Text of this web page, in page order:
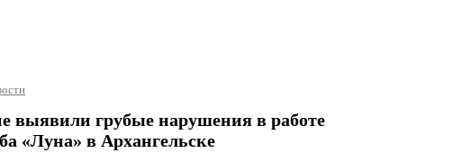
выявили грубые нарушения в работе
«Луна» в Архангельске